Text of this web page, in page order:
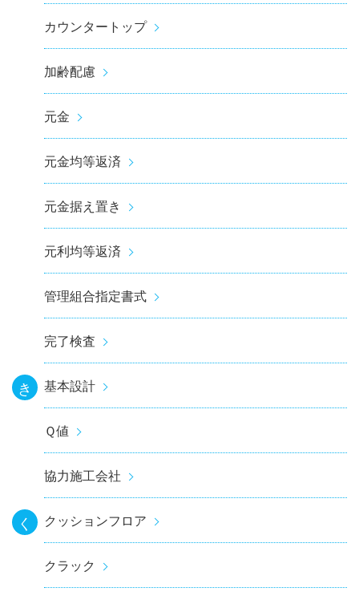
カウンタートップ
加齢配慮
元金
元金均等返済
元金据え置き
元利均等返済
管理組合指定書式
完了検査
き 基本設計
Ｑ値
協力施工会社
く クッションフロア
クラック